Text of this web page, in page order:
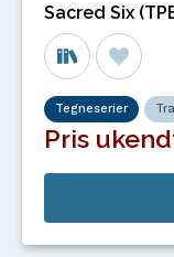
Sacred Six
Tegneserier
Pris